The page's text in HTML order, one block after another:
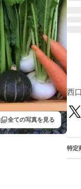
filter全ての写真を見る
西
特定